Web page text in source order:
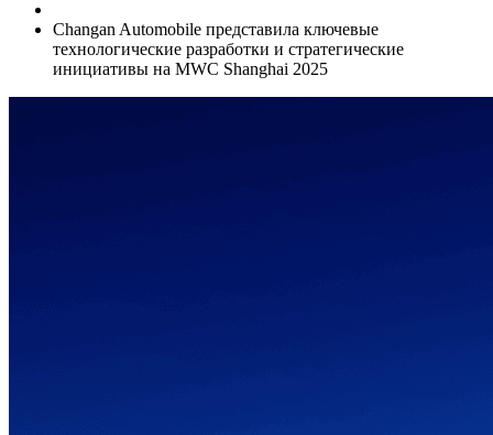
Changan Automobile представила ключевые
технологические разработки и стратегические
инициативы на MWC Shanghai 2025